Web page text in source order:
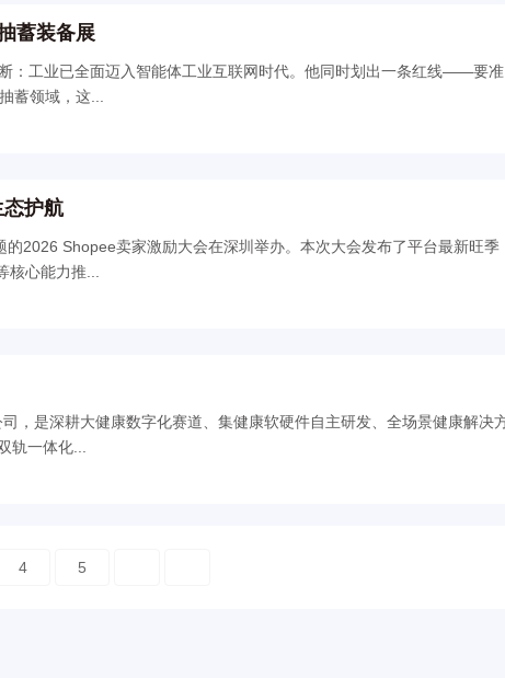
蓄装备展
工业已全面迈入智能体工业互联网时代。他同时划出一条红线——要准
性之间的矛盾。 在水电与抽蓄领域，这...
护航
2026 Shopee卖家激励大会在深圳举办。本次大会发布了平台最新旺季
心能力推...
轨一体化...
4 5